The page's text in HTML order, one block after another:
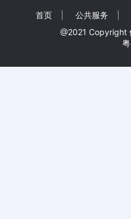
首页 公共服务
@2021 Copyright